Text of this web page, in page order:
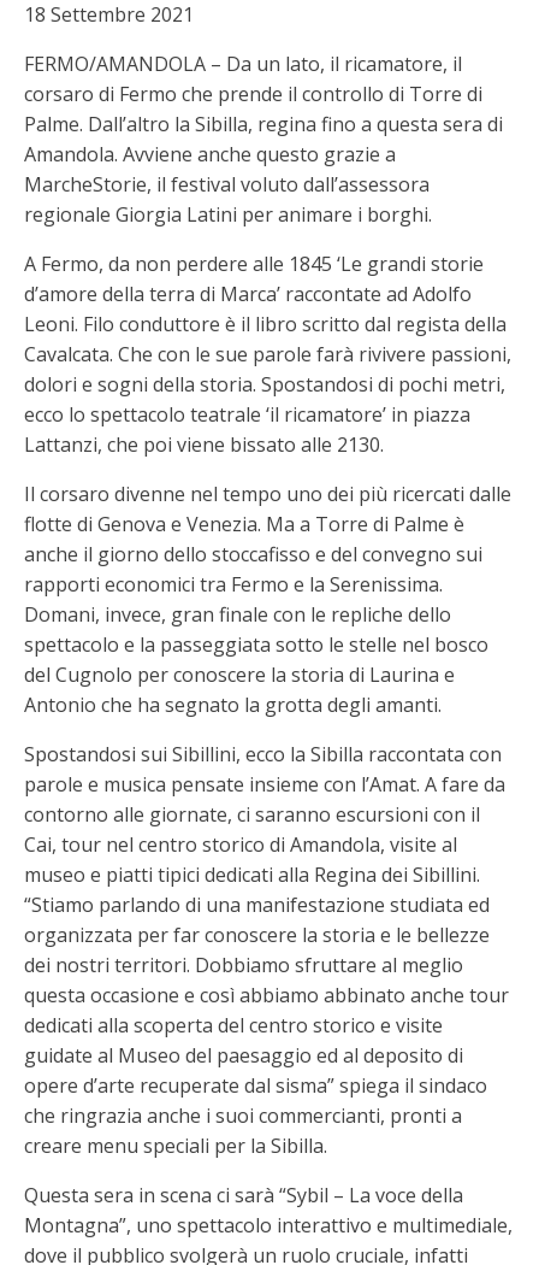
18 Settembre 2021
FERMO/AMANDOLA – Da un lato, il ricamatore, il
corsaro di Fermo che prende il controllo di Torre di
Palme. Dall’altro la Sibilla, regina fino a questa sera di
Amandola. Avviene anche questo grazie a
MarcheStorie, il festival voluto dall’assessora
regionale Giorgia Latini per animare i borghi.
A Fermo, da non perdere alle 1845 ‘Le grandi storie
d’amore della terra di Marca’ raccontate ad Adolfo
Leoni. Filo conduttore è il libro scritto dal regista della
Cavalcata. Che con le sue parole farà rivivere passioni,
dolori e sogni della storia. Spostandosi di pochi metri,
ecco lo spettacolo teatrale ‘il ricamatore’ in piazza
Lattanzi, che poi viene bissato alle 2130.
Il corsaro divenne nel tempo uno dei più ricercati dalle
flotte di Genova e Venezia. Ma a Torre di Palme è
anche il giorno dello stoccafisso e del convegno sui
rapporti economici tra Fermo e la Serenissima.
Domani, invece, gran finale con le repliche dello
spettacolo e la passeggiata sotto le stelle nel bosco
del Cugnolo per conoscere la storia di Laurina e
Antonio che ha segnato la grotta degli amanti.
Spostandosi sui Sibillini, ecco la Sibilla raccontata con
parole e musica pensate insieme con l’Amat. A fare da
contorno alle giornate, ci saranno escursioni con il
Cai, tour nel centro storico di Amandola, visite al
museo e piatti tipici dedicati alla Regina dei Sibillini.
“Stiamo parlando di una manifestazione studiata ed
organizzata per far conoscere la storia e le bellezze
dei nostri territori. Dobbiamo sfruttare al meglio
questa occasione e così abbiamo abbinato anche tour
dedicati alla scoperta del centro storico e visite
guidate al Museo del paesaggio ed al deposito di
opere d’arte recuperate dal sisma” spiega il sindaco
che ringrazia anche i suoi commercianti, pronti a
creare menu speciali per la Sibilla.
Questa sera in scena ci sarà “Sybil – La voce della
Montagna”, uno spettacolo interattivo e multimediale,
dove il pubblico svolgerà un ruolo cruciale, infatti